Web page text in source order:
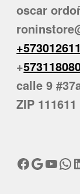
oscar
+
calle 9
ZIP 111611
Google